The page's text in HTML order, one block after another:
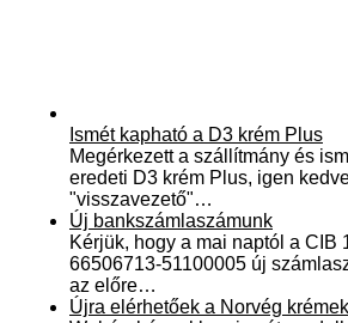
Ismét kapható a D3 krém Plus
Megérkezett a szállítmány és
eredeti D3 krém Plus, igen
"visszavezető"…
Új bankszámlaszámunk
Kérjük, hogy a mai naptól a CIB
66506713-51100005 új
az előre…
Újra elérhetőek a Norvég